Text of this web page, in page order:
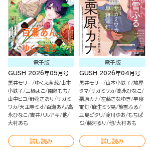
電子版
GUSH 2026年05月号
黒井モリー ゆくえ萌葱 山本
小鉄子 三栖よこ
園瀬もち
山中ヒコ 野花さおり
サガミ
ワカ 天王寺ミオ 百瀬あん 高
永ひなこ 吉井ハルアキ 他
大村あも
試し読み
電子版
GUSH 2026年04月号
黒井モリー 山本小鉄子 鳩屋
タマ サガミワカ 高永ひなこ
栗原カナ 左藤さなゆき 早寝
電灯 麻生ミツ晃 熊雪ふる
三島ピタリ 淀川ゆお もちぱ
む 藤河るり 他 大村あも
試し読み